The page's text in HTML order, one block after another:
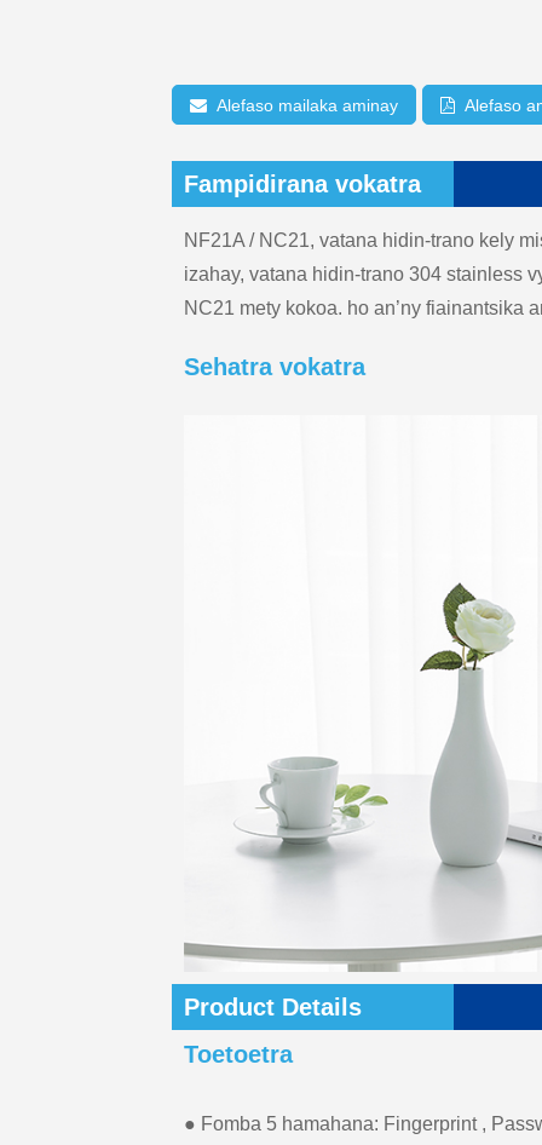
Alefaso mailaka aminay Alefaso
Fampidirana vokatra
NF21A / NC21, vatana hidin-trano kely
izahay, vatana hidin-trano 304 stainless
NC21 mety kokoa. ho an’ny fiainantsika
Sehatra vokatra
Product Details
Toetoetra
● Fomba 5 hamahana: Fingerprint ,